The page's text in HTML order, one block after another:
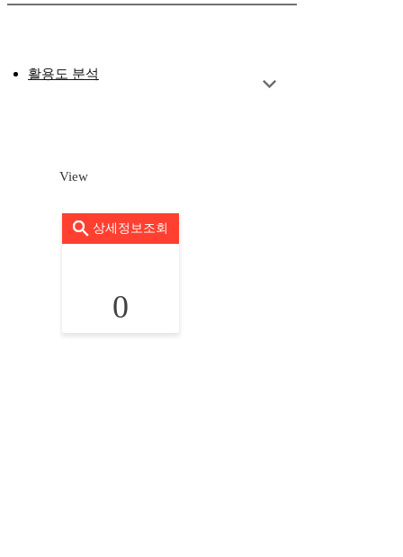
활용도 분석
View
상세정보조회
0